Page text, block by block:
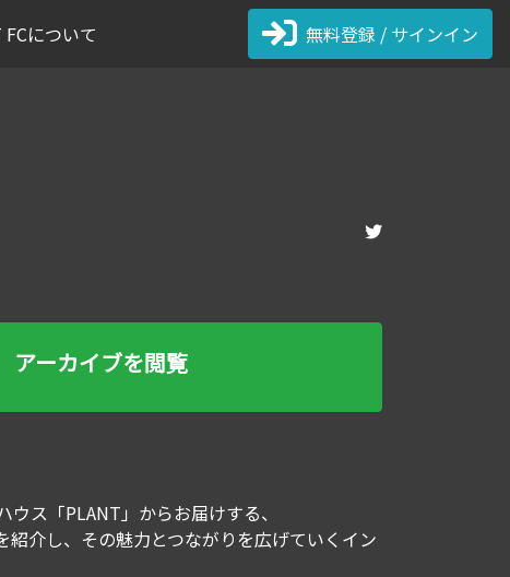
FCについて 無料登録 / サインイン
アーカイブを閲覧
ス「PLANT」からお届けする、
紹介し、その魅力とつながりを広げていくイン